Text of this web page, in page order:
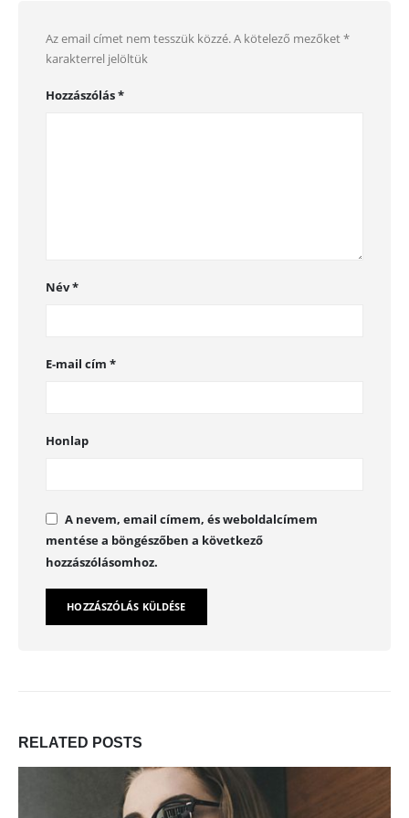
Az email címet nem tesszük közzé.A kötelező mezőket*
karakterrel jelöltük
Hozzászólás*
Név*
E-mail cím *
Honlap
A nevem, email címem, és weboldalcímem
mentése a böngészőben a következő
hozzászólásomhoz.
RELATED POSTS